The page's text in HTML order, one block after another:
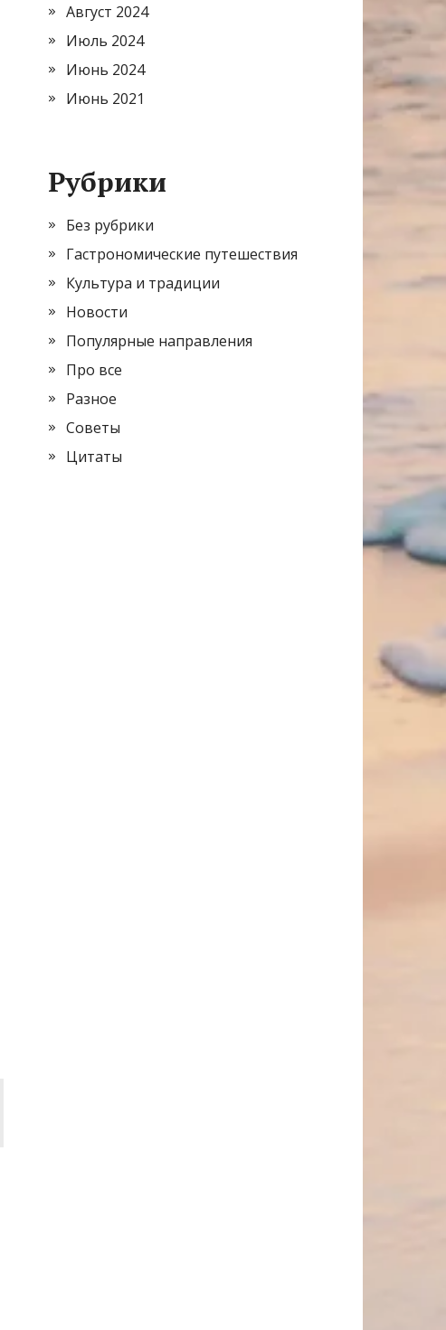
Август 2024
Июль 2024
Июнь 2024
Июнь 2021
Рубрики
Без рубрики
Гастрономические путешествия
Культура и традиции
Новости
Популярные направления
Про все
Разное
Советы
Цитаты